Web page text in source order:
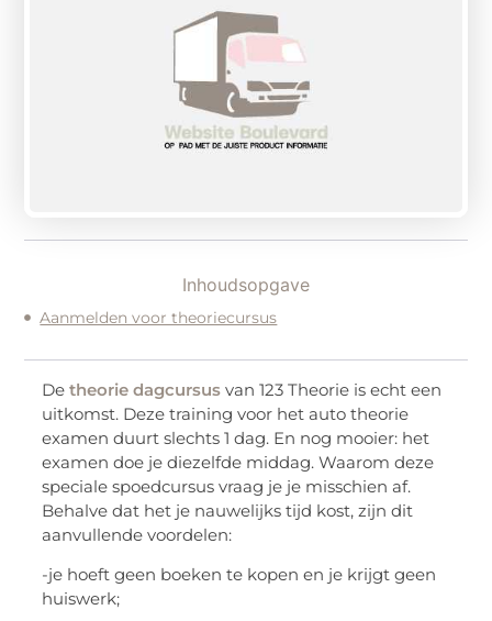
Inhoudsopgave
Aanmelden voor theoriecursus
Detheorie dagcursus van 123 Theorie is echt een
uitkomst. Deze training voor het auto theorie
examen duurt slechts 1 dag. En nog mooier: het
examen doe je diezelfde middag. Waarom deze
speciale spoedcursus vraag je je misschien af.
Behalve dat het je nauwelijks tijd kost, zijn dit
aanvullende voordelen:
-je hoeft geen boeken te kopen en je krijgt geen
huiswerk;